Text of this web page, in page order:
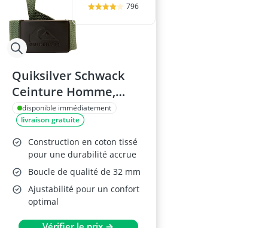
796
Quiksilver Schwack
Ceinture Homme,
Taille Unique
disponible immédiatement
livraison gratuite
Construction en coton tissé
pour une durabilité accrue
Boucle de qualité de 32 mm
Ajustabilité pour un confort
optimal